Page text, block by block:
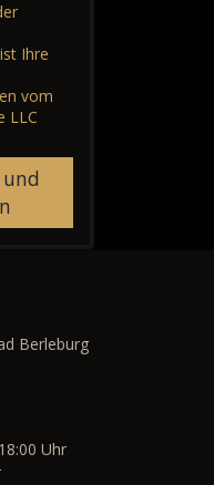
Ihre
vom
LLC
Berleburg
Uhr